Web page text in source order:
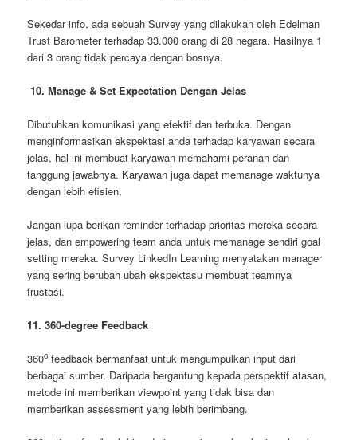
Sekedar info, ada sebuah Survey yang dilakukan oleh Edelman
Trust Barometer terhadap 33.000 orang di 28 negara. Hasilnya 1
dari 3 orang tidak percaya dengan bosnya.
10. Manage & Set Expectation Dengan Jelas
Dibutuhkan komunikasi yang efektif dan terbuka. Dengan
menginformasikan ekspektasi anda terhadap karyawan secara
jelas, hal ini membuat karyawan memahami peranan dan
tanggung jawabnya. Karyawan juga dapat memanage waktunya
dengan lebih efisien,
Jangan lupa berikan reminder terhadap prioritas mereka secara
jelas, dan empowering team anda untuk memanage sendiri goal
setting mereka. Survey LinkedIn Learning menyatakan manager
yang sering berubah ubah ekspektasu membuat teamnya
frustasi.
11. 360-degree Feedback
360ofeedback bermanfaat untuk mengumpulkan input dari
berbagai sumber. Daripada bergantung kepada perspektif atasan,
metode ini memberikan viewpoint yang tidak bisa dan
memberikan assessment yang lebih berimbang.